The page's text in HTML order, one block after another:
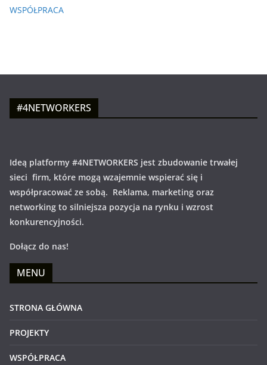
WSPÓŁPRACA
#4NETWORKERS
Ideą platformy #4NETWORKERS jest zbudowanie trwałej
sieci firm, które mogą wzajemnie wspierać się i
współpracować ze sobą. Reklama, marketing oraz
networking to silniejsza pozycja na rynku i wzrost
konkurencyjności.
Dołącz do nas!
MENU
STRONA GŁÓWNA
PROJEKTY
WSPÓŁPRACA